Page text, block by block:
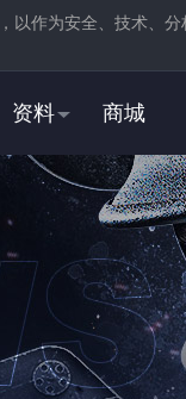
，以作为安全、技术、
资料 商城
新用户
号
STEAM用